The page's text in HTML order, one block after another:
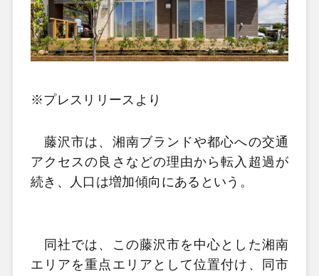
※プレスリリースより
藤沢市は、湘南ブランドや都心への交通
アクセスの良さなどの理由から転入超過が
続き、人口は増加傾向にあるという。
同社では、この藤沢市を中心とした湘南
エリアを重点エリアとして位置付け、同市